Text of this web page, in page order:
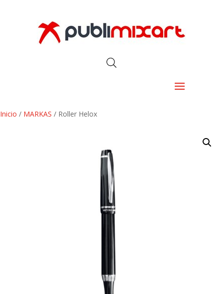
Inicio / MARKAS / Roller Helox